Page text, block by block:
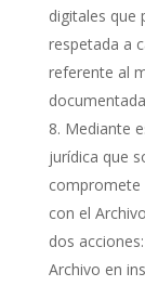
digitales que
respetada a
referente al
Mediante
jurídica que
compromete
con el
dos
Archivo en